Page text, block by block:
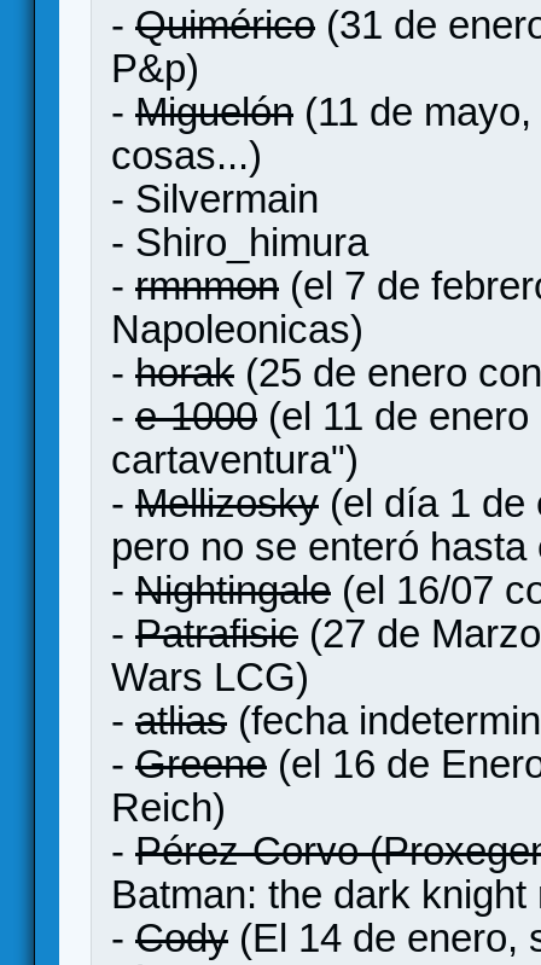
- Quimérico (31 de
P&p)
- Miguelón (11 de
cosas...)
- Silvermain
- Shiro_himura
- rmnmon (el 7 de
Napoleonicas)
- horak (25 de enero
- e-1000 (el 11 de
cartaventura")
- Mellizosky (el día 1 de
pero no se enteró hasta
- Nightingale (el 16/07
- Patrafisic (27 de
Wars LCG)
- atlias (fecha
- Greene (el 16 de
Reich)
- Pérez-Corvo
Batman: the dark knight
- Cody (El 14 de enero,